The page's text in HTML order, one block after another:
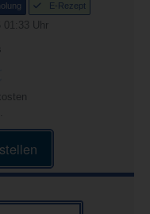
E-Rezept
01:33 Uhr